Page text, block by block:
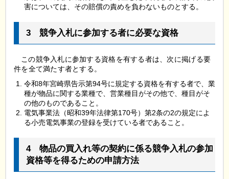
害については、その賠償の責めを負わないものとする。
3 競争入札に参加する者に必要な資格
この競争入札に参加する資格を有する者は、次に掲げる要
件を全て満たす者とする。
令和8年宮崎県告示第94号に規定する資格を有する者で、業
種が物品に関する業種で、営業種目がその他で、種目がそ
の他のものであること。
電気事業法（昭和39年法律第170号）第2条の2の規定によ
る小売電気事業の登録を受けている者であること。
4 物品の買入れ等の契約に係る競争入札の参加
資格等を得るための申請方法